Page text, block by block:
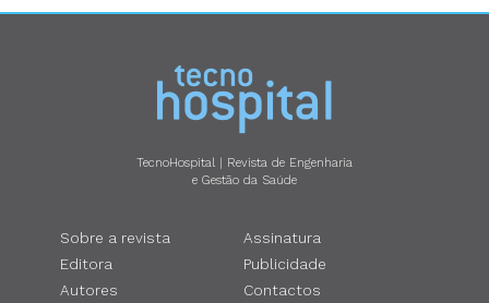
TecnoHospital | Revista de Engenharia
e Gestão da Saúde
Sobre a revista
Editora
Autores
Assinatura
Publicidade
Contactos